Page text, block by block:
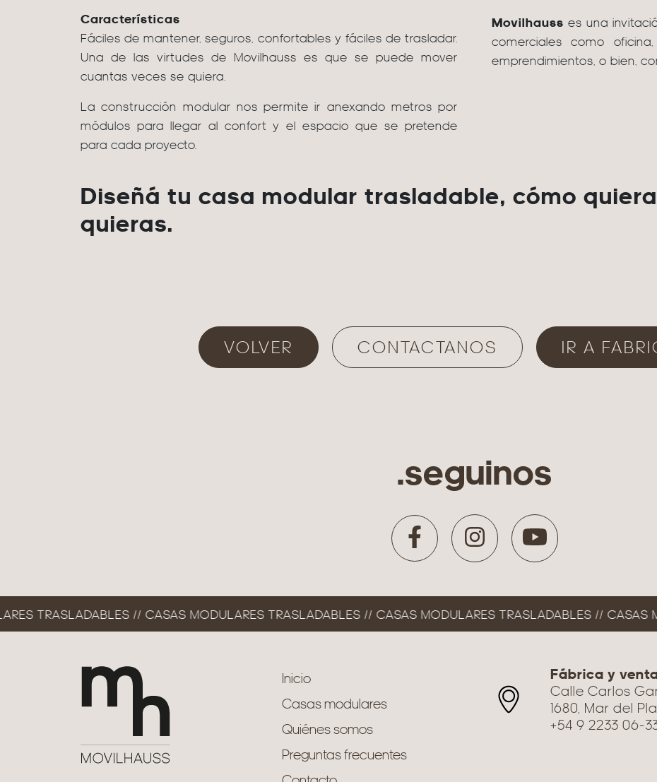
Características
Fáciles de mantener, seguros, confortables y fáciles de trasladar.
Una de las virtudes de Movilhauss es que se puede mover
cuantas veces se quiera.
La construcción modular nos permite ir anexando metros por
módulos para llegar al confort y el espacio que se pretende
para cada proyecto.
Movilhauss es una
comerciales como
emprendimientos, o bien,
Diseñá tu casa modular trasladable, cómo
quieras.
VOLVER CONTACTANOS IR A
.seguinos
TRASLADABLES // CASAS MODULARES TRASLADABLES // CASAS MODULARES TRASLADABLES // CASAS
Inicio
Casas modulares
Quiénes somos
Preguntas frecuentes
Fábrica y
Calle Carlos
1680, Mar del
+54 9 2233 06-